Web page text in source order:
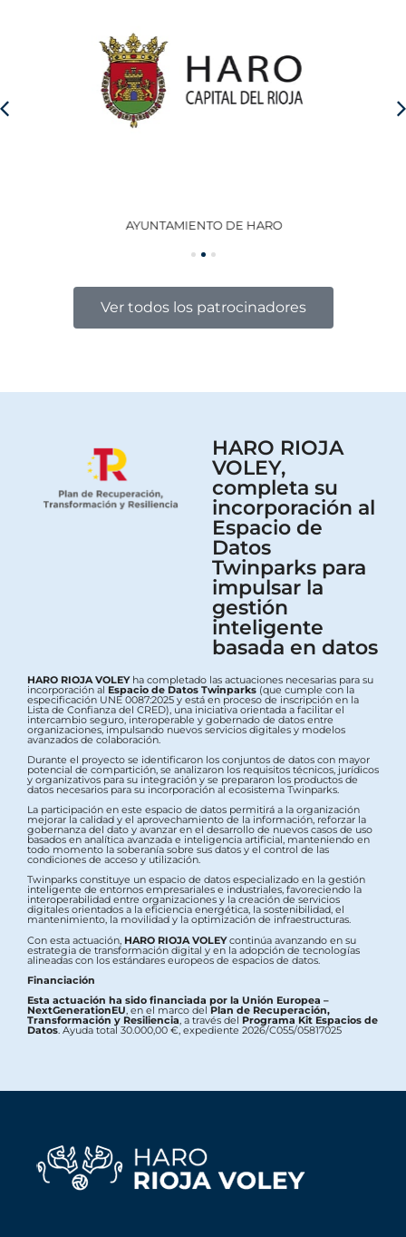
AYUNTAMIENTO DE HARO
Ver todos los patrocinadores
HARO RIOJA
VOLEY,
completa su
incorporación al
Espacio de
Datos
Twinparks para
impulsar la
gestión
inteligente
basada en datos
HARO RIOJA VOLEYha completado las actuaciones necesarias para su
incorporación al Espacio de Datos Twinparks (que cumple con la
especificación UNE 0087:2025 y está en proceso de inscripción en la
Lista de Confianza del CRED), una iniciativa orientada a facilitar el
intercambio seguro, interoperable y gobernado de datos entre
organizaciones, impulsando nuevos servicios digitales y modelos
avanzados de colaboración.
Durante el proyecto se identificaron los conjuntos de datos con mayor
potencial de compartición, se analizaron los requisitos técnicos, jurídicos
y organizativos para su integración y se prepararon los productos de
datos necesarios para su incorporación al ecosistema Twinparks.
La participación en este espacio de datos permitirá a la organización
mejorar la calidad y el aprovechamiento de la información, reforzar la
gobernanza del dato y avanzar en el desarrollo de nuevos casos de uso
basados en analítica avanzada e inteligencia artificial, manteniendo en
todo momento la soberanía sobre sus datos y el control de las
condiciones de acceso y utilización.
Twinparks constituye un espacio de datos especializado en la gestión
inteligente de entornos empresariales e industriales, favoreciendo la
interoperabilidad entre organizaciones y la creación de servicios
digitales orientados a la eficiencia energética, la sostenibilidad, el
mantenimiento, la movilidad y la optimización de infraestructuras.
Con esta actuación, HARO RIOJA VOLEYcontinúa avanzando en su
estrategia de transformación digital y en la adopción de tecnologías
alineadas con los estándares europeos de espacios de datos.
Financiación
Esta actuación ha sido financiada por la Unión Europea –
NextGenerationEU, en el marco del Plan de Recuperación,
Transformación y Resiliencia, a través del Programa Kit Espacios de
Datos. Ayuda total 30.000,00 €, expediente 2026/C055/05817025